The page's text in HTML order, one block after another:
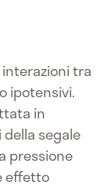
tra
ipotensivi.
in
segale
pressione
effetto